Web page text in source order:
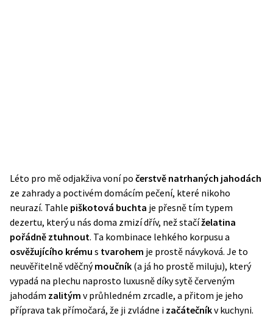
Léto pro mě odjakživa voní po čerstvě natrhaných jahodách
ze zahrady a poctivém domácím pečení, které nikoho
neurazí. Tahle piškotová buchta je přesně tím typem
dezertu, který u nás doma zmizí dřív, než stačíželatina
pořádně ztuhnout. Ta kombinace lehkého korpusu a
osvěžujícího krému s tvarohem je prostě návyková. Je to
neuvěřitelně vděčnýmoučník (a já ho prostě miluju), který
vypadá na plechu naprosto luxusně díky sytě červeným
jahodám zalitým v průhledném zrcadle, a přitom je jeho
příprava tak přímočará, že ji zvládne i začátečníkv kuchyni.